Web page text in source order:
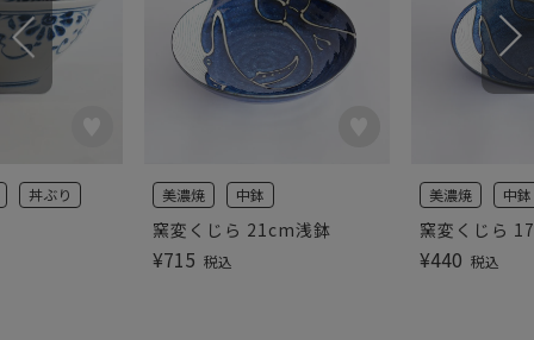
丼ぶり
窯変くじら 21cm浅鉢
美濃焼 中鉢
¥715 税込
窯変くじら
美濃焼 中鉢
¥440 税込